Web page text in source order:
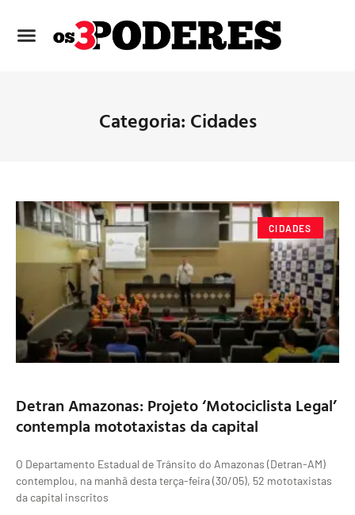
Categoria: Cidades
CIDADES
Detran Amazonas: Projeto ‘Motociclista Legal’
contempla mototaxistas da capital
O Departamento Estadual de Trânsito do Amazonas (Detran-AM)
contemplou, na manhã desta terça-feira (30/05), 52 mototaxistas
da capital inscritos